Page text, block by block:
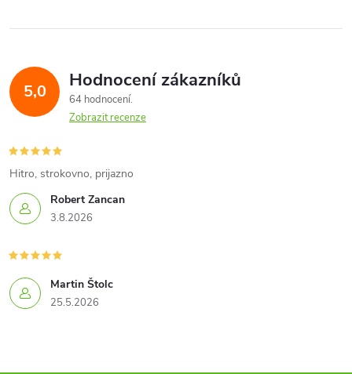
5,0 Hodnocení zákazníků
64 hodnocení
Zobrazit recenze
Robert Zancan
3.8.2026
Hitro, strokovno, prijazno
Martin Štolc
25.5.2026